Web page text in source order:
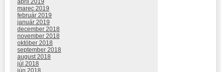
apríl 2019
marec 2019
február 2019
január 2019
december 2018
november 2018
október 2018
september 2018
august 2018
júl 2018
jún 2018